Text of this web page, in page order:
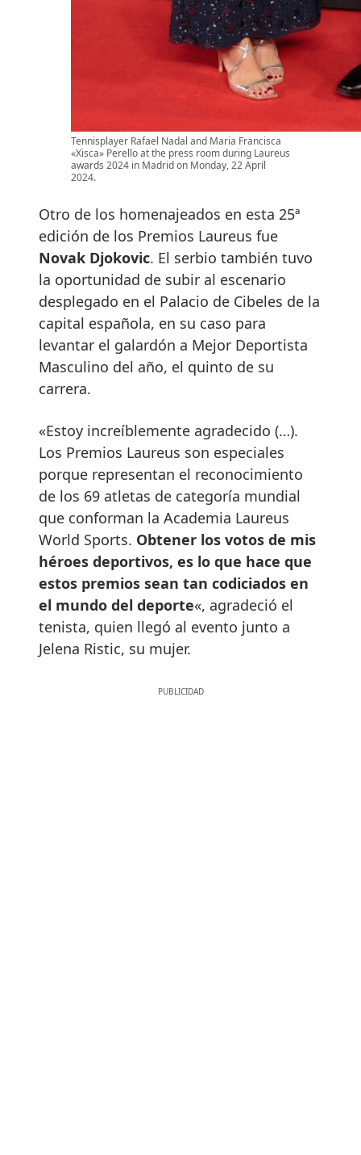
Tennisplayer Rafael Nadal and Maria Francisca
«Xisca» Perello at the press room during Laureus
awards 2024 in Madrid on Monday, 22 April
2024.
Otro de los homenajeados en esta 25ª
edición de los Premios Laureus fue
Novak Djokovic. El serbio también tuvo
la oportunidad de subir al escenario
desplegado en el Palacio de Cibeles de la
capital española, en su caso para
levantar el galardón a Mejor Deportista
Masculino del año, el quinto de su
carrera.
«Estoy increíblemente agradecido (…).
Los Premios Laureus son especiales
porque representan el reconocimiento
de los 69 atletas de categoría mundial
que conforman la Academia Laureus
World Sports. Obtener los votos de mis
héroes deportivos, es lo que hace que
estos premios sean tan codiciados en
el mundo del deporte«, agradeció el
tenista, quien llegó al evento junto a
Jelena Ristic, su mujer.